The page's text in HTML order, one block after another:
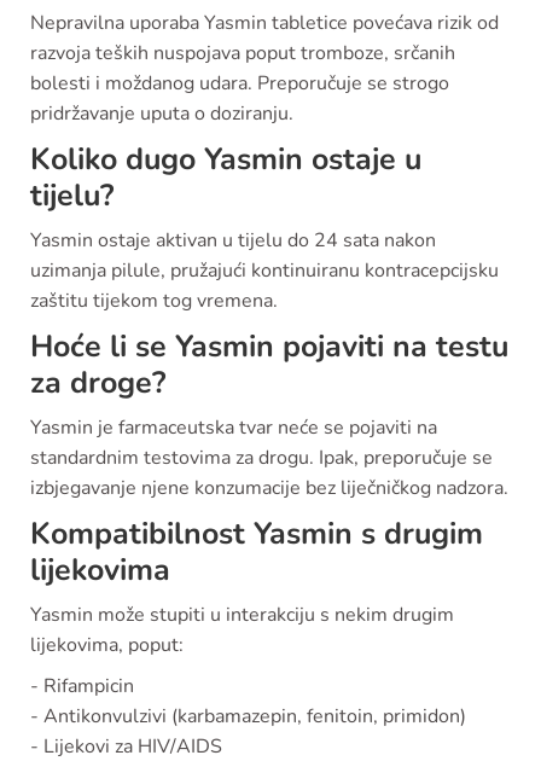
Nepravilna uporaba Yasmin tabletice povećava rizik od
razvoja teških nuspojava poput tromboze, srčanih
bolesti i moždanog udara. Preporučuje se strogo
pridržavanje uputa o doziranju.
Koliko dugo Yasmin ostaje u
tijelu?
Yasmin ostaje aktivan u tijelu do 24 sata nakon
uzimanja pilule, pružajući kontinuiranu kontracepcijsku
zaštitu tijekom tog vremena.
Hoće li se Yasmin pojaviti na testu
za droge?
Yasmin je farmaceutska tvar neće se pojaviti na
standardnim testovima za drogu. Ipak, preporučuje se
izbjegavanje njene konzumacije bez liječničkog nadzora.
Kompatibilnost Yasmin s drugim
lijekovima
Yasmin može stupiti u interakciju s nekim drugim
lijekovima, poput:
- Rifampicin
- Antikonvulzivi (karbamazepin, fenitoin, primidon)
- Lijekovi za HIV/AIDS